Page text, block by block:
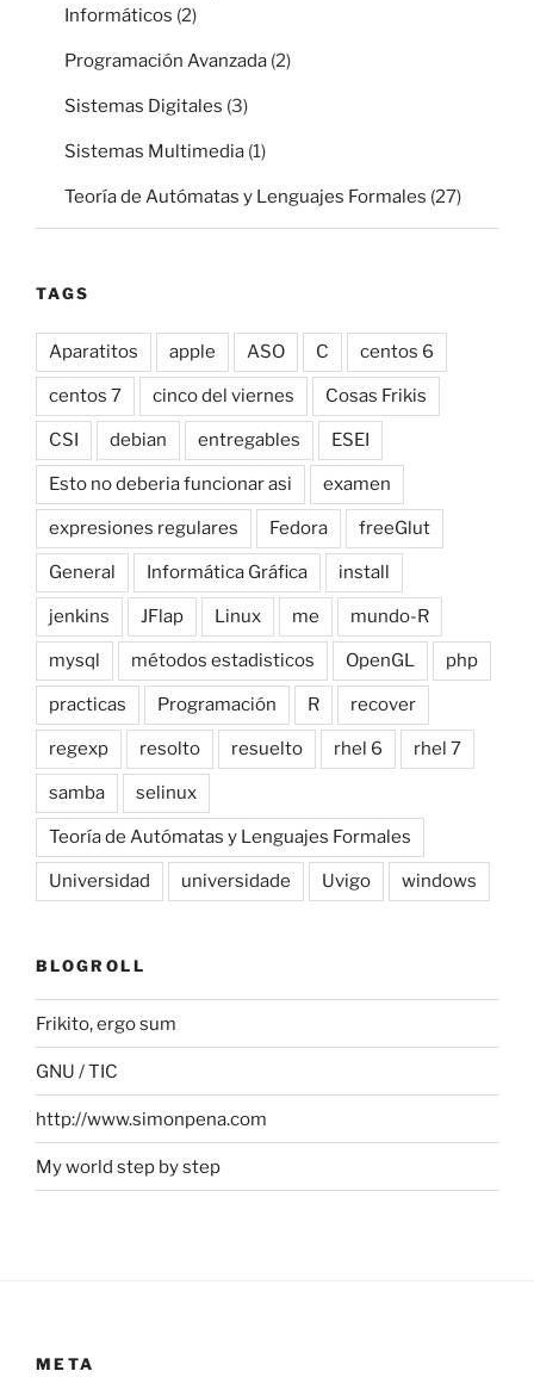
Informáticos (2)
Programación Avanzada (2)
Sistemas Digitales (3)
Sistemas Multimedia (1)
Teoría de Autómatas y Lenguajes Formales (27)
TAGS
Aparatitos apple ASO C centos 6
centos 7 cinco del viernes Cosas Frikis
CSI debian entregables ESEI
Esto no deberia funcionar asi examen
expresiones regulares Fedora freeGlut
General Informática Gráfica install
jenkins JFlap Linux me mundo-R
mysql métodos estadisticos OpenGL php
practicas Programación R recover
regexp resolto resuelto rhel 6 rhel 7
samba selinux
Teoría de Autómatas y Lenguajes Formales
Universidad universidade Uvigo windows
BLOGROLL
Frikito, ergo sum
GNU / TIC
http://www.simonpena.com
My world step by step
META